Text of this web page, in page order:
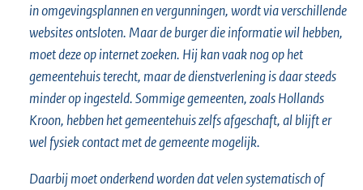
in omgevingsplannen en vergunningen, wordt via verschillende
websites ontsloten. Maar de burger die informatie wil hebben,
moet deze op internet zoeken. Hij kan vaak nog op het
gemeentehuis terecht, maar de dienstverlening is daar steeds
minder op ingesteld. Sommige gemeenten, zoals Hollands
Kroon, hebben het gemeentehuis zelfs afgeschaft, al blijft er
wel fysiek contact met de gemeente mogelijk.
Daarbij moet onderkend worden dat velen systematisch of